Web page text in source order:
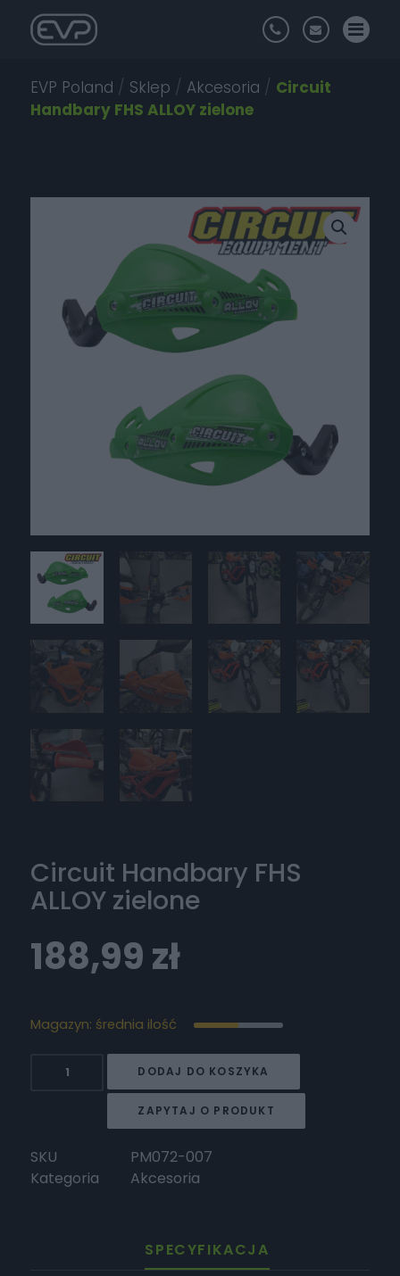
EVP Poland / Sklep / Akcesoria / Circuit
Handbary FHS ALLOY zielone
Circuit Handbary FHS
ALLOY zielone
188,99zł
Magazyn: średnia ilość
ALLOY
zielone
DODAJ DO KOSZYKA
ZAPYTAJ O PRODUKT
SKU
PM072-007
Kategoria
Akcesoria
SPECYFIKACJA